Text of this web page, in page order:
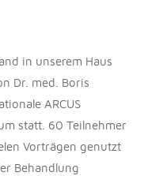
in unserem Haus
Dr. med. Boris
ARCUS
statt. 60 Teilnehmer
Vorträgen genutzt
Behandlung